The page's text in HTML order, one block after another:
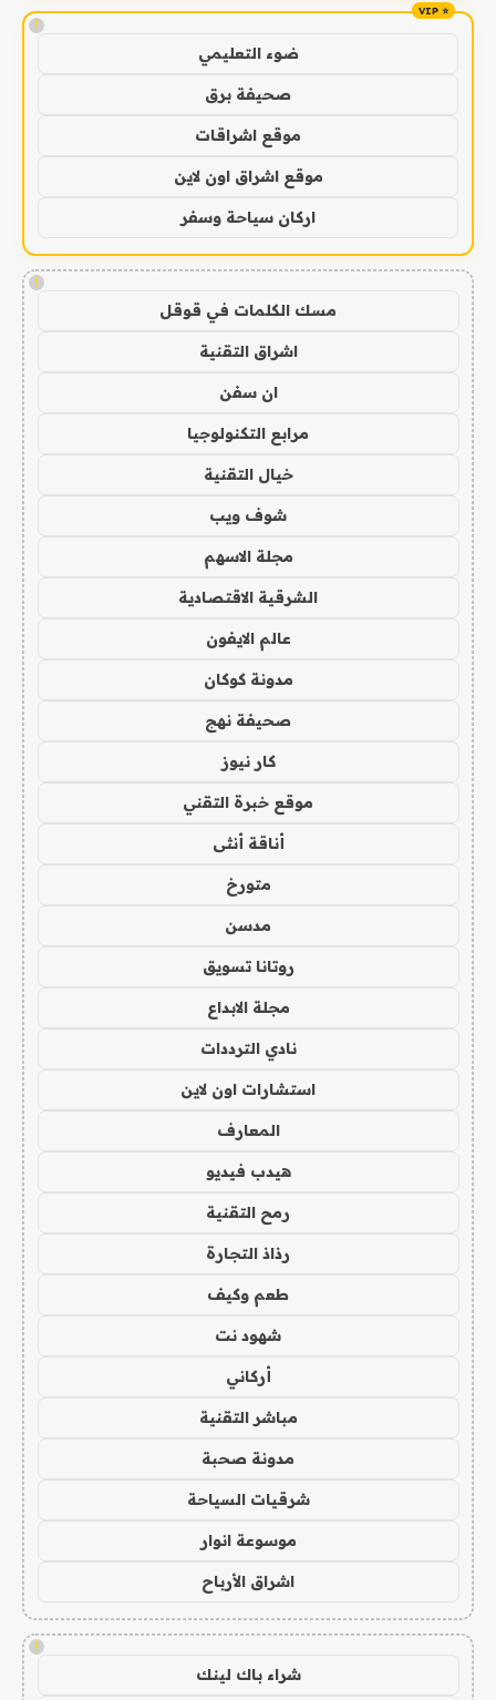
!
ضوء التعليمي
صحيفة برق
موقع اشراقات
موقع اشراق اون لاين
اركان سياحة وسفر
!
مسك الكلمات في قوقل
اشراق التقنية
ان سفن
مرابع التكنولوجيا
خيال التقنية
شوف ويب
مجلة الاسهم
الشرقية الاقتصادية
عالم الايفون
مدونة كوكان
صحيفة نهج
كار نيوز
موقع خبرة التقني
أناقة أنثى
متورخ
مدسن
روتانا تسويق
مجلة الابداع
نادي الترددات
استشارات اون لاين
المعارف
هيدب فيديو
رمح التقنية
رذاذ التجارة
طعم وكيف
شهود نت
أركاني
مباشر التقنية
مدونة صحبة
شرقيات السياحة
موسوعة انوار
اشراق الأرباح
!
شراء باك لينك